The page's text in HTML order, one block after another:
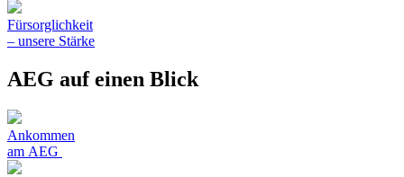
Fürsorglichkeit
– unsere Stärke
AEG auf einen Blick
Ankommen
am AEG